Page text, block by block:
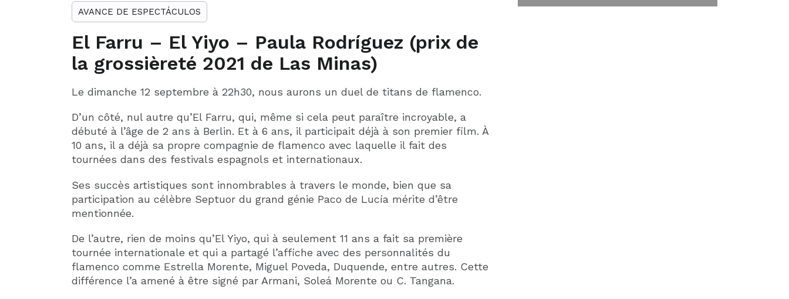
AVANCE DE ESPECTÁCULOS
El Farru – El Yiyo – Paula Rodríguez (prix de
la grossièreté 2021 de Las Minas)
Le dimanche 12 septembre à 22h30, nous aurons un duel de titans de flamenco.
D’un côté, nul autre qu’El Farru, qui, même si cela peut paraître incroyable, a
débuté à l’âge de 2 ans à Berlin. Et à 6 ans, il participait déjà à son premier film. À
10 ans, il a déjà sa propre compagnie de flamenco avec laquelle il fait des
tournées dans des festivals espagnols et internationaux.
Ses succès artistiques sont innombrables à travers le monde, bien que sa
participation au célèbre Septuor du grand génie Paco de Lucía mérite d’être
mentionnée.
De l’autre, rien de moins qu’El Yiyo, qui à seulement 11 ans a fait sa première
tournée internationale et qui a partagé l’affiche avec des personnalités du
flamenco comme Estrella Morente, Miguel Poveda, Duquende, entre autres. Cette
différence l’a amené à être signé par Armani, Soleá Morente ou C. Tangana.